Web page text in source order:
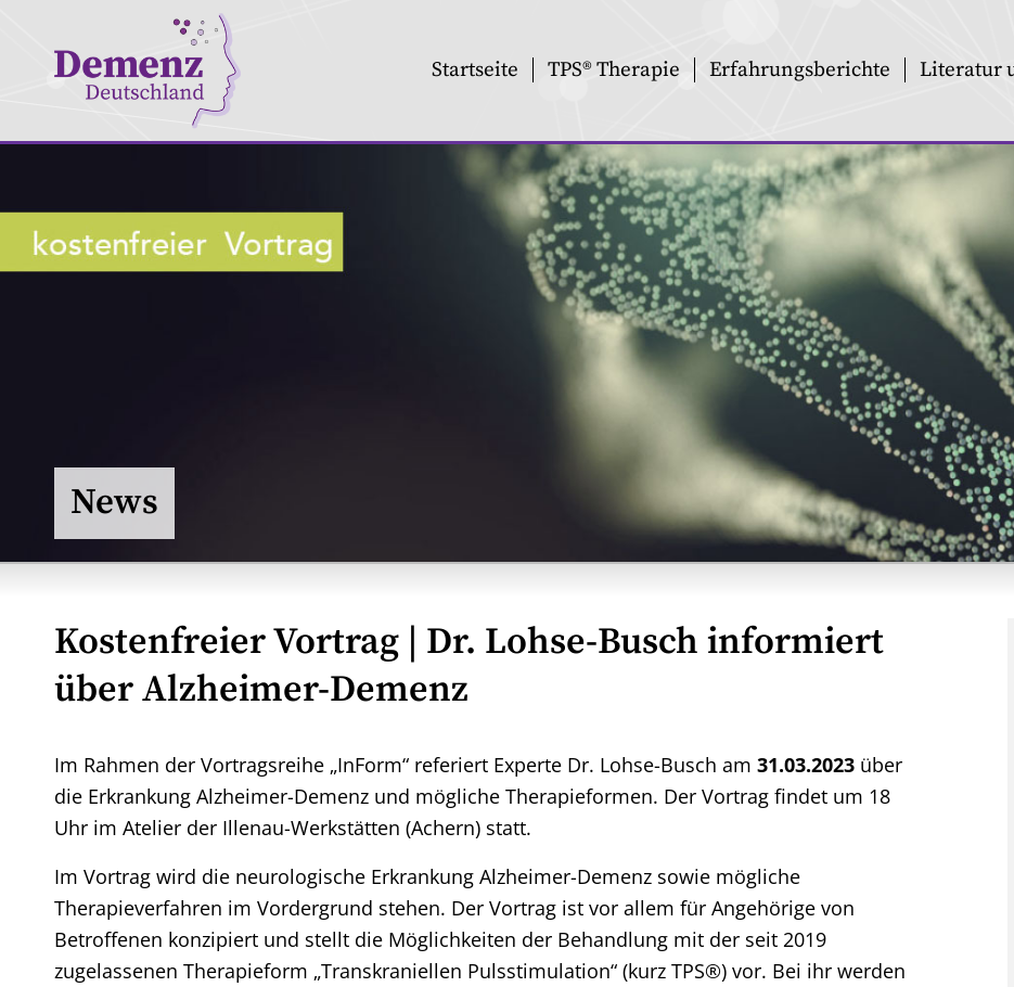
Startseite TPS® Therapie Erfahrungsberichte Literatur
News
Kostenfreier Vortrag | Dr. Lohse-Busch informiert
über Alzheimer-Demenz
Im Rahmen der Vortragsreihe „InForm“ referiert Experte Dr. Lohse-Busch am 31.03.2023 über
die Erkrankung Alzheimer-Demenz und mögliche Therapieformen. Der Vortrag findet um 18
Uhr im Atelier der Illenau-Werkstätten (Achern) statt.
Im Vortrag wird die neurologische Erkrankung Alzheimer-Demenz sowie mögliche
Therapieverfahren im Vordergrund stehen. Der Vortrag ist vor allem für Angehörige von
Betroffenen konzipiert und stellt die Möglichkeiten der Behandlung mit der seit 2019
zugelassenen Therapieform „Transkraniellen Pulsstimulation“ (kurz TPS®) vor. Bei ihr werden